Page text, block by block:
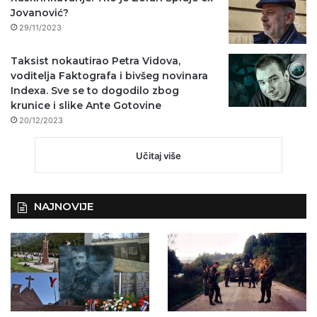
Jovanović?
29/11/2023
Taksist nokautirao Petra Vidova,
voditelja Faktografa i bivšeg novinara
Indexa. Sve se to dogodilo zbog
krunice i slike Ante Gotovine
20/12/2023
Učitaj više
NAJNOVIJE